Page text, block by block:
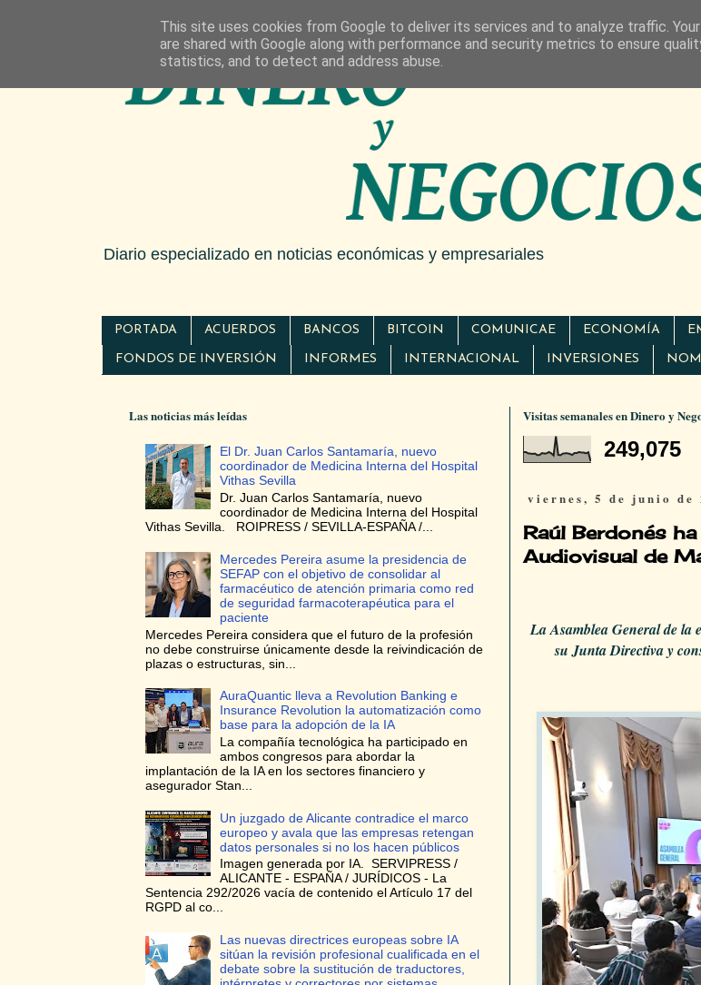
Diario especializado en noticias económicas y empresariales
PORTADA ACUERDOS BANCOS BITCOIN COMUNICAE ECONOMÍA
FONDOS DE INVERSIÓN INFORMES INTERNACIONAL INVERSIONES
Visitas semanales en Dinero y
249,075
viernes, 5 de junio de
Raúl Berdonés
Audiovisual de
La Asamblea General de la
su Junta Directiva y
Las noticias más leídas
El Dr. Juan Carlos Santamaría, nuevo
coordinador de Medicina Interna del Hospital
Vithas Sevilla
Dr. Juan Carlos Santamaría, nuevo
coordinador de Medicina Interna del Hospital
Vithas Sevilla. ROIPRESS / SEVILLA-ESPAÑA /...
Mercedes Pereira asume la presidencia de
SEFAP con el objetivo de consolidar al
farmacéutico de atención primaria como red
de seguridad farmacoterapéutica para el
paciente
Mercedes Pereira considera que el futuro de la profesión
no debe construirse únicamente desde la reivindicación de
plazas o estructuras, sin...
AuraQuantic lleva a Revolution Banking e
Insurance Revolution la automatización como
base para la adopción de la IA
La compañía tecnológica ha participado en
ambos congresos para abordar la
implantación de la IA en los sectores financiero y
asegurador Stan...
Un juzgado de Alicante contradice el marco
europeo y avala que las empresas retengan
datos personales si no los hacen públicos
Imagen generada por IA. SERVIPRESS /
ALICANTE - ESPAÑA / JURÍDICOS - La
Sentencia 292/2026 vacía de contenido el Artículo 17 del
RGPD al co...
Las nuevas directrices europeas sobre IA
sitúan la revisión profesional cualificada en el
debate sobre la sustitución de traductores,
This site uses cookies from Google to deliver its services and to analyze traffic.
are shared with Google along with performance and security metrics to ensure
statistics, and to detect and address abuse.